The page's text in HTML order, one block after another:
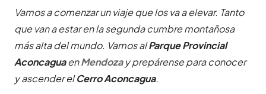
Vamos a comenzar un viaje que los va a elevar. Tanto
que van a estar en la segunda cumbre montañosa
más alta del mundo. Vamos alParque Provincial
AconcaguaenMendozay prepárense para conocer
y ascender elCerro Aconcagua.